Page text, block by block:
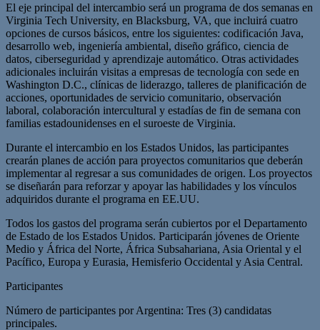
El eje principal del intercambio será un programa de dos semanas en
Virginia Tech University, en Blacksburg, VA, que incluirá cuatro
opciones de cursos básicos, entre los siguientes: codificación Java,
desarrollo web, ingeniería ambiental, diseño gráfico, ciencia de
datos, ciberseguridad y aprendizaje automático. Otras actividades
adicionales incluirán visitas a empresas de tecnología con sede en
Washington D.C., clínicas de liderazgo, talleres de planificación de
acciones, oportunidades de servicio comunitario, observación
laboral, colaboración intercultural y estadías de fin de semana con
familias estadounidenses en el suroeste de Virginia.
Durante el intercambio en los Estados Unidos, las participantes
crearán planes de acción para proyectos comunitarios que deberán
implementar al regresar a sus comunidades de origen. Los proyectos
se diseñarán para reforzar y apoyar las habilidades y los vínculos
adquiridos durante el programa en EE.UU.
Todos los gastos del programa serán cubiertos por el Departamento
de Estado de los Estados Unidos. Participarán jóvenes de Oriente
Medio y África del Norte, África Subsahariana, Asia Oriental y el
Pacífico, Europa y Eurasia, Hemisferio Occidental y Asia Central.
Participantes
Número de participantes por Argentina: Tres (3) candidatas
principales.